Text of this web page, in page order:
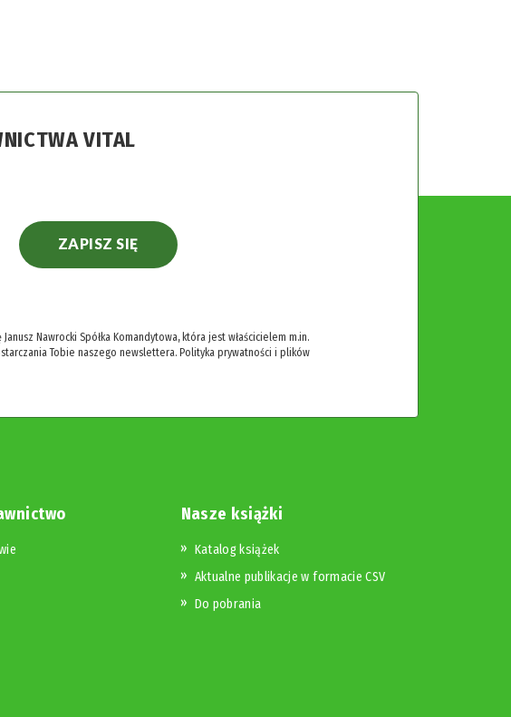
VITAL
ZAPISZ SIĘ
Nawrocki Spółka Komandytowa, która jest właścicielem m.in.
Tobie naszego newslettera. Polityka prywatności i plików
Nasze książki
Katalog książek
Aktualne publikacje w formacie CSV
Do pobrania